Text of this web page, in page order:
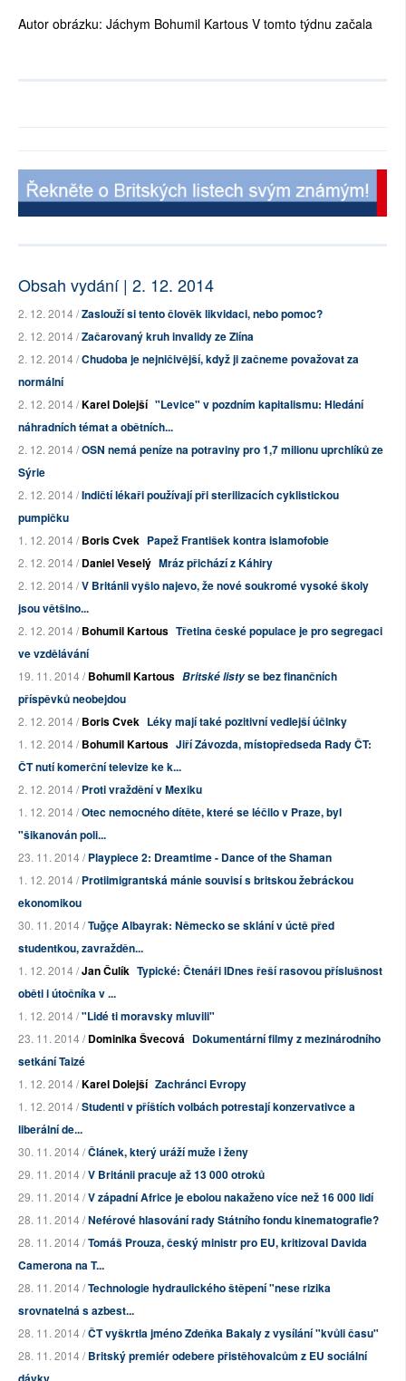
Autor obrázku: Jáchym Bohumil Kartous V tomto týdnu začala
Obsah vydání | 2. 12. 2014
2. 12. 2014 /Zaslouží si tento člověk likvidaci, nebo pomoc?
2. 12. 2014 /Začarovaný kruh invalidy ze Zlína
2. 12. 2014 /Chudoba je nejničivější, když ji začneme považovat za
normální
2. 12. 2014 /Karel Dolejší "Levice" v pozdním kapitalismu: Hledání
náhradních témat a obětních...
2. 12. 2014 /OSN nemá peníze na potraviny pro 1,7 milionu uprchlíků ze
Sýrie
2. 12. 2014 /Indičtí lékaři používají při sterilizacích cyklistickou
pumpičku
1. 12. 2014 /Boris Cvek Papež František kontra islamofobie
2. 12. 2014 /Daniel Veselý Mráz přichází z Káhiry
2. 12. 2014 /V Británii vyšlo najevo, že nové soukromé vysoké školy
jsou většino...
2. 12. 2014 /Bohumil Kartous Třetina české populace je pro segregaci
ve vzdělávání
19. 11. 2014 /Bohumil Kartous Britské listyse bez finančních
příspěvků neobejdou
2. 12. 2014 /Boris Cvek Léky mají také pozitivní vedlejší účinky
1. 12. 2014 /Bohumil Kartous Jiří Závozda, místopředseda Rady ČT:
ČT nutí komerční televize ke k...
2. 12. 2014 /Proti vraždění v Mexiku
1. 12. 2014 /Otec nemocného dítěte, které se léčilo v Praze, byl
"šikanován poli...
23. 11. 2014 /Playpiece 2: Dreamtime - Dance of the Shaman
1. 12. 2014 /Protiimigrantská mánie souvisí s britskou žebráckou
ekonomikou
30. 11. 2014 /Tuğçe Albayrak: Německo se sklání v úctě před
studentkou, zavražděn...
1. 12. 2014 /Jan Čulík Typické: Čtenáři IDnes řeší rasovou příslušnost
oběti i útočníka v ...
1. 12. 2014 /"Lidé ti moravsky mluvili"
23. 11. 2014 /Dominika Švecová Dokumentární filmy z mezinárodního
setkání Taizé
1. 12. 2014 /Karel Dolejší Zachránci Evropy
1. 12. 2014 /Studenti v příštích volbách potrestají konzervativce a
liberální de...
30. 11. 2014 /Článek, který uráží muže i ženy
29. 11. 2014 /V Británii pracuje až 13 000 otroků
29. 11. 2014 /V západní Africe je ebolou nakaženo více než 16 000 lidí
28. 11. 2014 /Neférové hlasování rady Státního fondu kinematografie?
28. 11. 2014 /Tomáš Prouza, český ministr pro EU, kritizoval Davida
Camerona na T...
28. 11. 2014 /Technologie hydraulického štěpení "nese rizika
srovnatelná s azbest...
28. 11. 2014 /ČT vyškrtla jméno Zdeňka Bakaly z vysílání "kvůli času"
28. 11. 2014 /Britský premiér odebere přistěhovalcům z EU sociální